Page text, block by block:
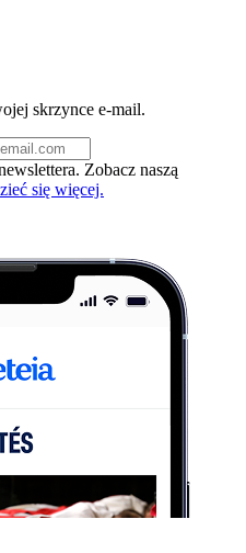
skrzynce e-mail.
Zobacz naszą
się więcej.